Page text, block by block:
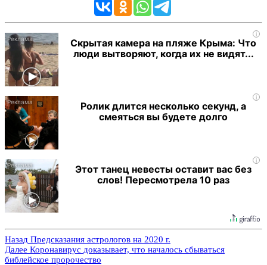
i
Скрытая камера на пляже Крыма: Что
люди вытворяют, когда их не видят...
i
Ролик длится несколько секунд, а
смеяться вы будете долго
i
Этот танец невесты оставит вас без
слов! Пересмотрела 10 раз
Назад Предсказания астрологов на 2020 г.
Далее Коронавирус доказывает, что началось сбываться
библейское пророчество